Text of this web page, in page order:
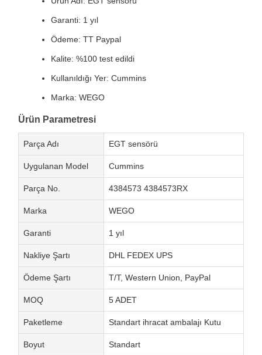
Garanti: 1 yıl
Ödeme: TT Paypal
Kalite: %100 test edildi
Kullanıldığı Yer: Cummins
Marka: WEGO
Ürün Parametresi
Parça Adı EGT sensörü
Uygulanan Model Cummins
Parça No. 4384573 4384573RX
Marka WEGO
Garanti 1 yıl
Nakliye Şartı DHL FEDEX UPS
Ödeme Şartı T/T, Western Union, PayPal
MOQ 5 ADET
Paketleme Standart ihracat ambalajı Kutu
Boyut Standart